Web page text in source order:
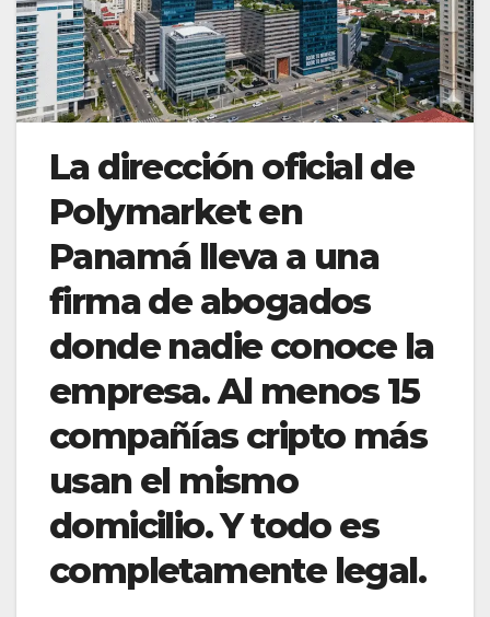
La dirección oficial de
Polymarket en
Panamá lleva a una
firma de abogados
donde nadie conoce la
empresa. Al menos 15
compañías cripto más
usan el mismo
domicilio. Y todo es
completamente legal.